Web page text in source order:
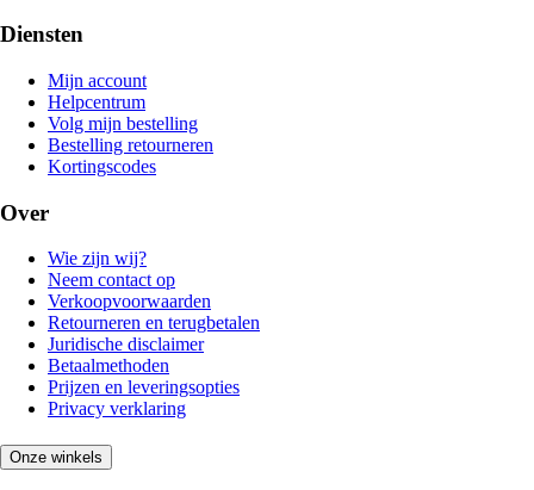
Diensten
Mijn account
Helpcentrum
Volg mijn bestelling
Bestelling retourneren
Kortingscodes
Over
Wie zijn wij?
Neem contact op
Verkoopvoorwaarden
Retourneren en terugbetalen
Juridische disclaimer
Betaalmethoden
Prijzen en leveringsopties
Privacy verklaring
Onze winkels